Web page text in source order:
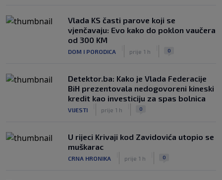
Vlada KS časti parove koji se
vjenčavaju: Evo kako do poklon vaučera
od 300 KM
DOM I PORODICA prije 1 h 0
Detektor.ba: Kako je Vlada Federacije
BiH prezentovala nedogovoreni kineski
kredit kao investiciju za spas bolnica
VIJESTI prije 1 h 0
U rijeci Krivaji kod Zavidovića utopio se
muškarac
CRNA HRONIKA prije 1 h 0